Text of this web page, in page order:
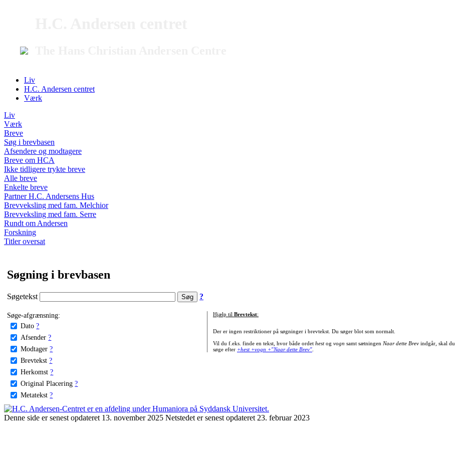
Liv
H.C. Andersen centret
Værk
Liv
Værk
Breve
Søg i brevbasen
Afsendere og modtagere
Breve om HCA
Ikke tidligere trykte breve
Alle breve
Enkelte breve
Partner H.C. Andersens Hus
Brevveksling med fam. Melchior
Brevveksling med fam. Serre
Rundt om Andersen
Forskning
Titler oversat
Søgning i brevbasen
Søgetekst ?
Søge-afgrænsning:
Dato ?
Afsender ?
Modtager ?
Brevtekst ?
Herkomst ?
Original Placering ?
Metatekst ?
Hjælp til Brevtekst:
Der er ingen restriktioner på søgninger i brevtekst. Du søger blot som normalt.
Vil du f.eks. finde en tekst, hvor både ordet hestog vogn samt sætningen Naar dette Brevindgår, skal du
søge efter +hest +vogn +"Naar dette Brev".
Denne side er senest opdateret 13. november 2025 Netstedet er senest opdateret 23. februar 2023